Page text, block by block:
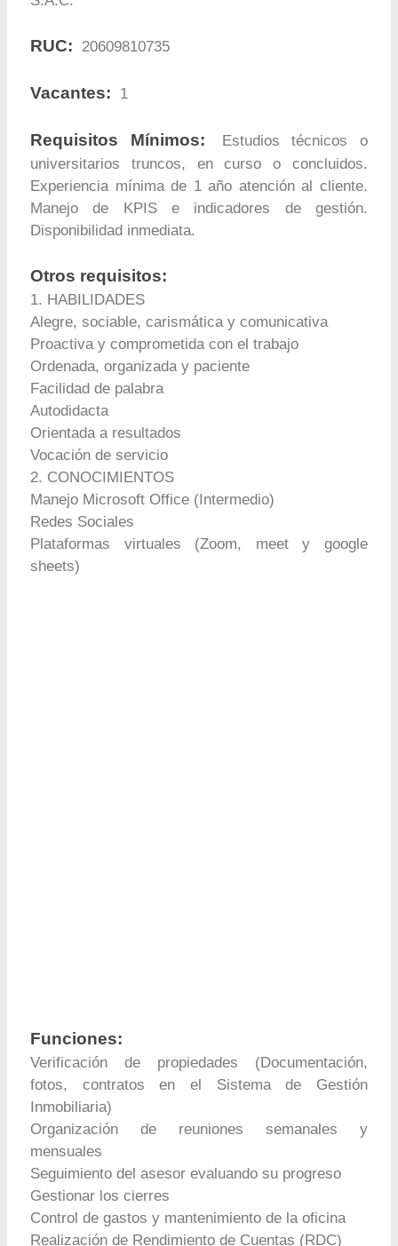
RUC: 20609810735
Vacantes: 1
Requisitos Mínimos:
Estudios técnicos o
universitarios truncos, en curso o concluidos.
Experiencia mínima de 1 año atención al cliente.
Manejo de KPIS e indicadores de gestión.
Disponibilidad inmediata.
Otros requisitos:
1. HABILIDADES
Alegre, sociable, carismática y comunicativa
Proactiva y comprometida con el trabajo
Ordenada, organizada y paciente
Facilidad de palabra
Autodidacta
Orientada a resultados
Vocación de servicio
2. CONOCIMIENTOS
Manejo Microsoft Office (Intermedio)
Redes Sociales
Plataformas virtuales (Zoom, meet y google
sheets)
Funciones:
Verificación de propiedades (Documentación,
fotos, contratos en el Sistema de Gestión
Inmobiliaria)
Organización de reuniones semanales y
mensuales
Seguimiento del asesor evaluando su progreso
Gestionar los cierres
Control de gastos y mantenimiento de la oficina
Realización de Rendimiento de Cuentas (RDC)